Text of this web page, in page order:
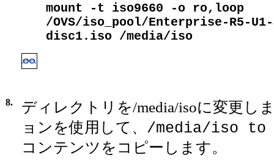
mount -t iso9660 -o ro,loop
/OVS/iso_pool/Enterprise-R5-
disc1.iso /media/iso
8.
ディレクトリを/media/isoに変更し
ョンを使用して、 /media/iso to
コンテンツをコピーします。